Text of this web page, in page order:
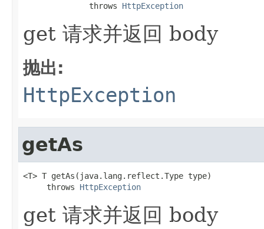
              throws
HttpException
get 请求并返回 body
抛出:
HttpException
getAs
<T> T getAs(java.lang.reflect.Type type)
     throws
HttpException
get 请求并返回 body